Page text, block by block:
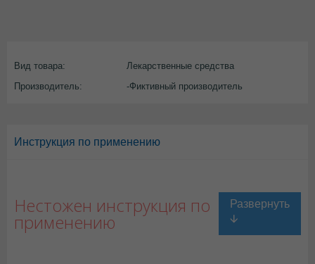
Вид товара:
Лекарственные средства
Производитель:
-Фиктивный производитель
Инструкция по применению
Нестожен инструкция по
применению